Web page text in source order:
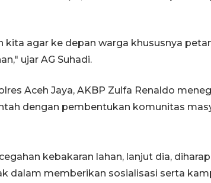
kita agar ke depan warga khususnya
ujar AG Suhadi.
Aceh Jaya, AKBP Zulfa Renaldo
dengan pembentukan komunitas
kebakaran lahan, lanjut dia,
dalam memberikan sosialisasi serta